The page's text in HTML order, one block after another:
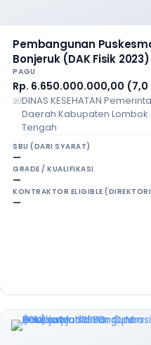
Pembangunan
Bonjeruk (DAK Fisik 2023)
PAGU
Rp. 6.650.000.000,00 (7,0
DINAS KESEHATAN
Daerah Kabupaten Lombok
Tengah
SBU (DARI SYARAT)
—
GRADE / KUALIFIKASI
—
KONTRAKTOR ELIGIBLE
—